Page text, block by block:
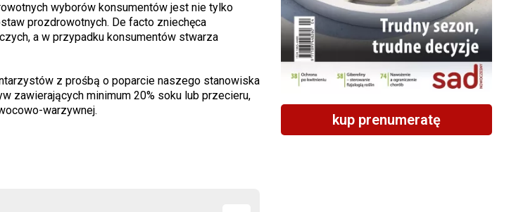
wyborów konsumentów jest nie tylko
prozdrowotnych. De facto zniechęca
a w przypadku konsumentów stwarza
z prośbą o poparcie naszego stanowiska
zawierających minimum 20% soku lub przecieru,
warzywnej.
kup prenumeratę